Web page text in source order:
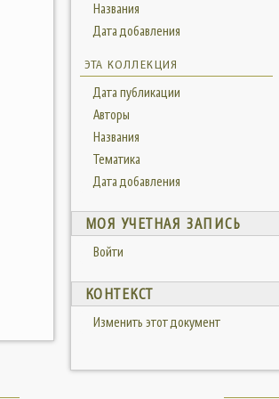
Названия
Дата добавления
ЭТА КОЛЛЕКЦИЯ
Дата публикации
Авторы
Названия
Тематика
Дата добавления
МОЯ УЧЕТНАЯ ЗАПИСЬ
Войти
КОНТЕКСТ
Изменить этот документ